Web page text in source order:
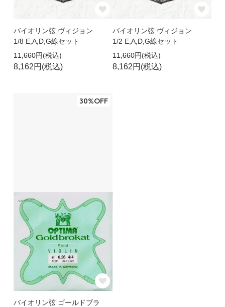
バイオリン弦 ヴィジョン
1/8 E,A,D,G線セット
11,660円(税込)
8,162円(税込)
バイオリン弦 ヴィジョン
1/2 E,A,D,G線セット
11,660円(税込)
8,162円(税込)
30%OFF
バイオリン弦 ゴールドブラ